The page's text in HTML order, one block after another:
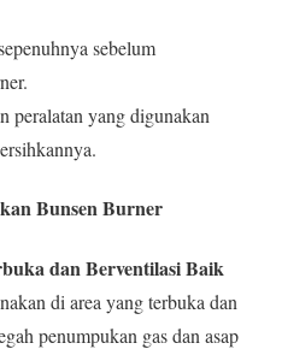
sebelum
peralatan yang digunakan
Bunsen Burner
dan Berventilasi Baik
di area yang terbuka dan
penumpukan gas dan asap